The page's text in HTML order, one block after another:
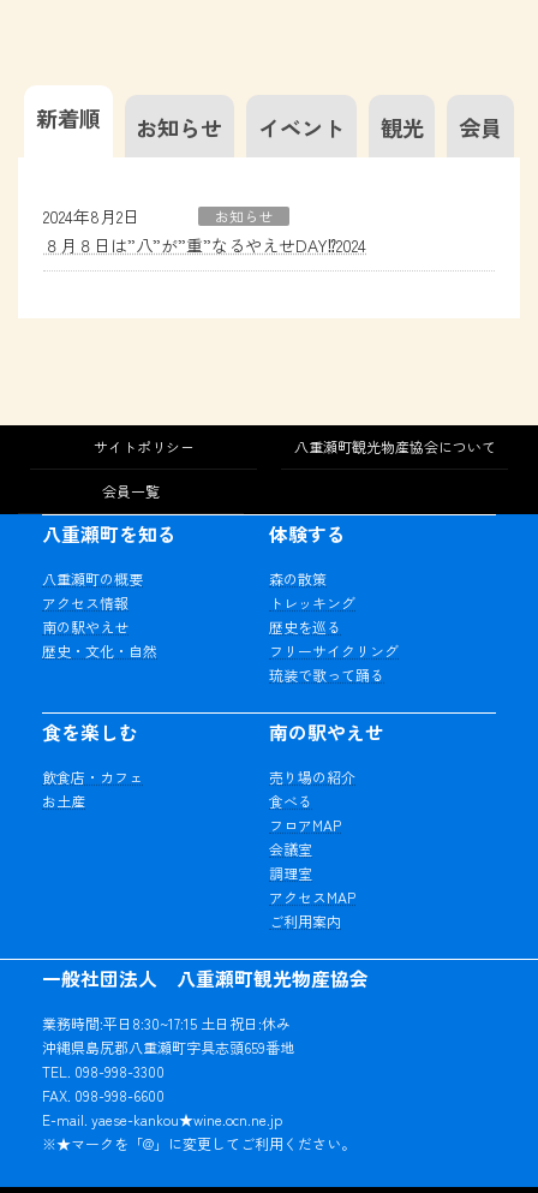
新着順 お知らせ イベント 観光 会員
2024年8月2日 お知らせ
８月８日は”八”が”重”なるやえせDAY⁉2024
サイトポリシー 八重瀬町観光物産協会について
会員一覧
一般社団法人 八重瀬町観光物産協会
業務時間:平日8:30~17:15 土日祝日:休み
沖縄県島尻郡八重瀬町字具志頭659番地
TEL. 098-998-3300
FAX. 098-998-6600
E-mail. yaese-kankou★wine.ocn.ne.jp
※★マークを「@」に変更してご利用ください。
八重瀬町を知る
八重瀬町の概要
アクセス情報
南の駅やえせ
歴史・文化・自然
体験する
森の散策
トレッキング
歴史を巡る
フリーサイクリング
琉装で歌って踊る
食を楽しむ
飲食店・カフェ
お土産
南の駅やえせ
売り場の紹介
食べる
フロアMAP
会議室
調理室
アクセスMAP
ご利用案内